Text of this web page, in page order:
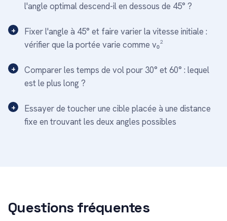
l'angle optimal descend-il en dessous de 45° ?
Fixer l'angle à 45° et faire varier la vitesse initiale :
vérifier que la portée varie comme v₀²
Comparer les temps de vol pour 30° et 60° : lequel
est le plus long ?
Essayer de toucher une cible placée à une distance
fixe en trouvant les deux angles possibles
Questions fréquentes